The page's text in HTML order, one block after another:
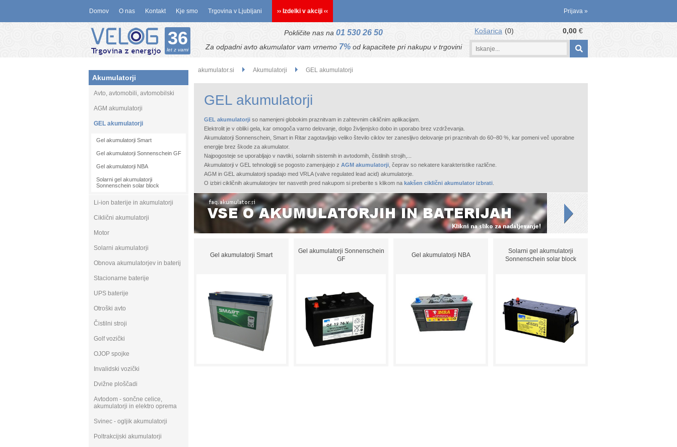
Domov O nas Kontakt Kje smo Trgovina v Ljubljani ›› Izdelki v akciji ‹‹ Prijava »
Košarica 0 0,00 €
36
let z vami
Pokličite nas na 01 530 26 50
Za odpadni avto akumulator vam vrnemo 7%od kapacitete pri nakupu v trgovini
Akumulatorji
Avto, avtomobili, avtomobilski
AGM akumulatorji
GEL akumulatorji
Gel akumulatorji Smart
Gel akumulatorji Sonnenschein GF
Gel akumulatorji NBA
Solarni gel akumulatorji
Sonnenschein solar block
Li-ion baterije in akumulatorji
Ciklični akumulatorji
Motor
Solarni akumulatorji
Obnova akumulatorjev in baterij
Stacionarne baterije
UPS baterije
Otroški avto
Čistilni stroji
Golf vozički
OJOP spojke
Invalidski vozički
Dvižne ploščadi
Avtodom - sončne celice,
akumulatorji in elektro oprema
Svinec - ogljik akumulatorji
Poltrakcijski akumulatorji
akumulator.si Akumulatorji GEL akumulatorji
GEL akumulatorji
GEL akumulatorji so namenjeni globokim praznitvam in zahtevnim cikličnim aplikacijam.
Elektrolit je v obliki gela, kar omogoča varno delovanje, dolgo življenjsko dobo in uporabo brez vzdrževanja.
Akumulatorji Sonnenschein, Smart in Ritar zagotavljajo veliko število ciklov ter zanesljivo delovanje pri praznitvah do 60–80 %, kar pomeni več uporabne
energije brez škode za akumulator.
Najpogosteje se uporabljajo v navtiki, solarnih sistemih in avtodomih, čistilnih strojih,...
Akumulatorji v GEL tehnologiji se pogosto zamenjujejo z AGM akumulatorji , čeprav so nekatere karakteristike različne.
AGM in GEL akumulatorji spadajo med VRLA (valve regulated lead acid) akumulatorje.
O izbiri cikličnih akumulatorjev ter nasvetih pred nakupom si preberite s klikom na kakšen ciklični akumulator izbrati
Gel akumulatorji Smart
Gel akumulatorji Sonnenschein
GF
Gel akumulatorji NBA
Solarni gel akumulatorji
Sonnenschein solar block